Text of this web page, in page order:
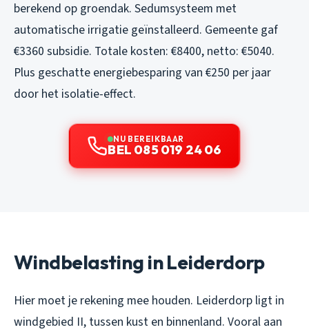
berekend op groendak. Sedumsysteem met
automatische irrigatie geïnstalleerd. Gemeente gaf
€3360 subsidie. Totale kosten: €8400, netto: €5040.
Plus geschatte energiebesparing van €250 per jaar
door het isolatie-effect.
NU BEREIKBAAR
BEL 085 019 24 06
Windbelasting in Leiderdorp
Hier moet je rekening mee houden. Leiderdorp ligt in
windgebied II, tussen kust en binnenland. Vooral aan